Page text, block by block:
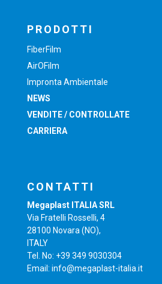
PRODOTTI
FiberFilm
AirOFilm
Impronta Ambientale
NEWS
VENDITE / CONTROLLATE
CARRIERA
CONTATTI
Megaplast ITALIA SRL
Via Fratelli Rosselli, 4
28100 Novara (NO),
ITALY
Tel. No: +39 349 9030304
Email: info@megaplast-italia.it